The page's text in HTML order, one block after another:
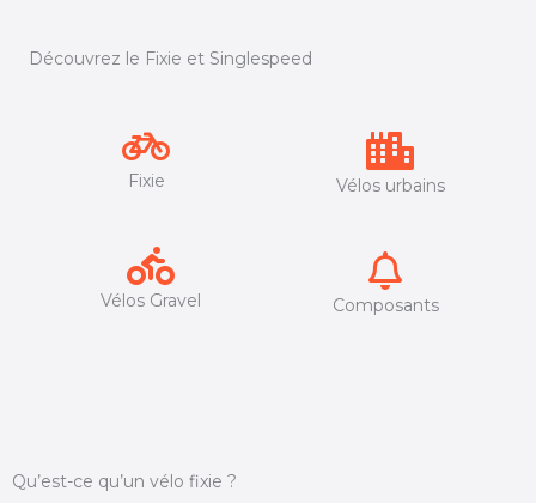
Découvrez le Fixie et Singlespeed
Fixie Vélos urbains
Vélos Gravel Composants
Qu’est-ce qu’un vélo fixie ?